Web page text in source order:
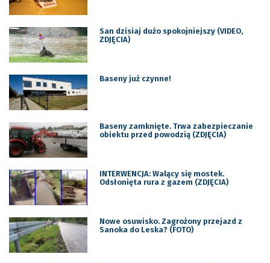
San dzisiaj dużo spokojniejszy (VIDEO,
ZDJĘCIA)
Baseny już czynne!
Baseny zamknięte. Trwa zabezpieczanie
obiektu przed powodzią (ZDJĘCIA)
INTERWENCJA: Walący się mostek.
Odsłonięta rura z gazem (ZDJĘCIA)
Nowe osuwisko. Zagrożony przejazd z
Sanoka do Leska? (FOTO)